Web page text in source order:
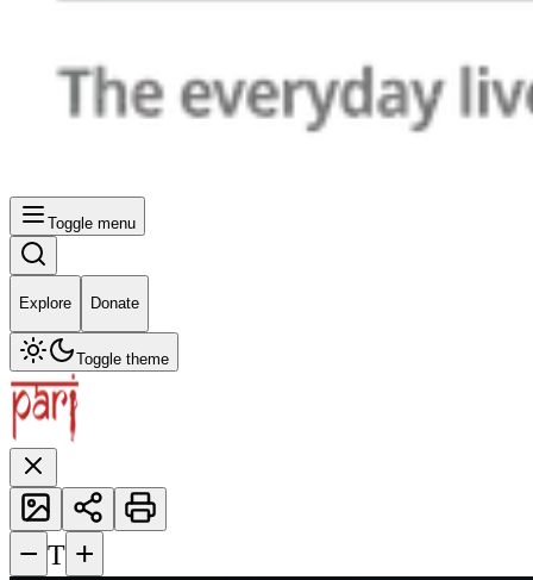
Toggle menu
Explore Donate
Toggle theme
− T +